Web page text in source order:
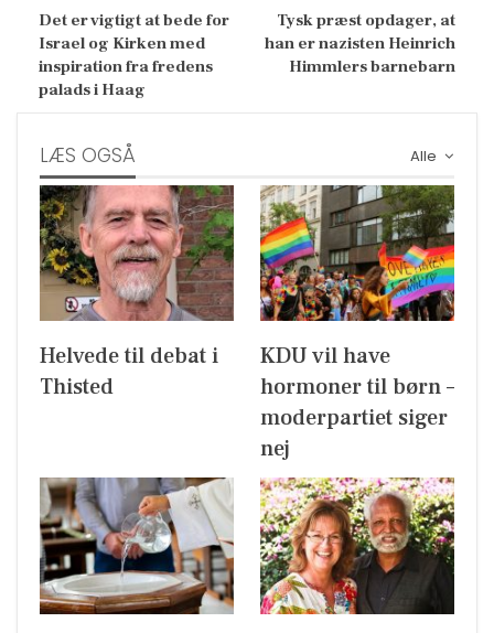
Det er vigtigt at bede for
Israel og Kirken med
inspiration fra fredens
palads i Haag
Tysk præst opdager, at
han er nazisten Heinrich
Himmlers barnebarn
Alle
LÆS OGSÅ
Helvede til debat i
Thisted
KDU vil have
hormoner til børn –
moderpartiet siger
nej